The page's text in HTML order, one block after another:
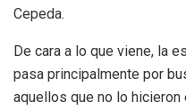
Cepeda.
De cara a lo que viene, la
pasa principalmente por
aquellos que no lo hicieron